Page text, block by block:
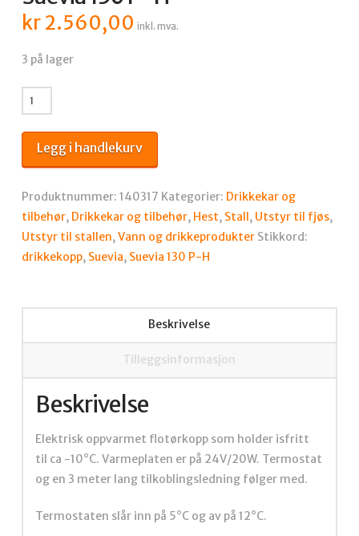
kr2.560,00 inkl. mva.
3 på lager
Suevia
130
P-
Legg i handlekurv
Produktnummer: 140317 Kategorier: Drikkekar og
tilbehør, Drikkekar og tilbehør, Hest, Stall, Utstyr til fjøs,
Utstyr til stallen,Vann og drikkeprodukter Stikkord:
drikkekopp, Suevia, Suevia 130 P-H
Beskrivelse
Tilleggsinformasjon
Beskrivelse
Elektrisk oppvarmet flotørkopp som holder isfritt
til ca -10°C. Varmeplaten er på 24V/20W. Termostat
og en 3 meter lang tilkoblingsledning følger med.
Termostaten slår inn på 5°C og av på 12°C.